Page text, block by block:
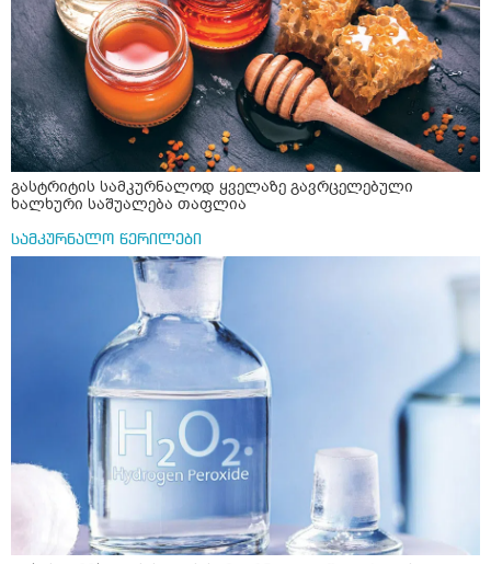
ასევე მაქვს დანგრეული ოჯახი 7 თვეა 5წლიანი
ქორწინება დასრულებული იყო ღალატი პატიებები
მანიპულაციები რომ თავს მოიკლავდა თუ წამოვიდოდი
მისგან ეს ტოქსიკური ურთიერთობა დავასრულე ეხლა
ისებ ასე ვარ თავბრუხვევებით და როგორ მოვიქცეე
არვიცი ბოდიში ცოყა არულად მიწერია
გასტრიტის სამკურნალოდ ყველაზე გავრცელებული
ხალხური საშუალება თაფლია
სამკურნალო წერილები